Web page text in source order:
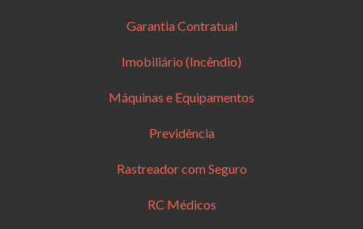
Garantia Contratual
Imobiliário (Incêndio)
Máquinas e Equipamentos
Previdência
Rastreador com Seguro
RC Médicos